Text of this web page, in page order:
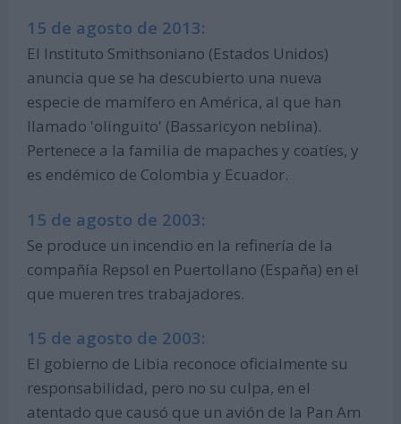
15 de agosto de 2013:
El Instituto Smithsoniano (Estados Unidos)
anuncia que se ha descubierto una nueva
especie de mamífero en América, al que han
llamado 'olinguito' (Bassaricyon neblina).
Pertenece a la familia de mapaches y coatíes, y
es endémico de Colombia y Ecuador.
15 de agosto de 2003:
Se produce un incendio en la refinería de la
compañía Repsol en Puertollano (España) en el
que mueren tres trabajadores.
15 de agosto de 2003:
El gobierno de Libia reconoce oficialmente su
responsabilidad, pero no su culpa, en el
atentado que causó que un avión de la Pan Am